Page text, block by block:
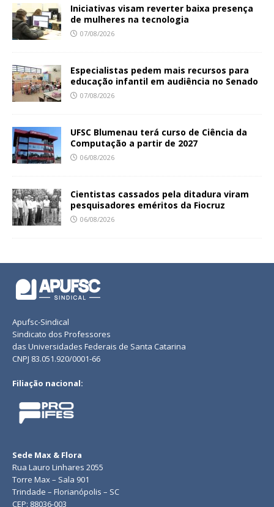
Iniciativas visam reverter baixa presença
de mulheres na tecnologia
07/08/2026
Especialistas pedem mais recursos para
educação infantil em audiência no Senado
07/08/2026
UFSC Blumenau terá curso de Ciência da
Computação a partir de 2027
06/08/2026
Cientistas cassados pela ditadura viram
pesquisadores eméritos da Fiocruz
06/08/2026
Apufsc-Sindical
Sindicato dos Professores
das Universidades Federais de Santa Catarina
CNPJ 83.051.920/0001-66
Filiação nacional:
Sede Max & Flora
Rua Lauro Linhares 2055
Torre Max – Sala 901
Trindade – Florianópolis – SC
CEP: 88036-003